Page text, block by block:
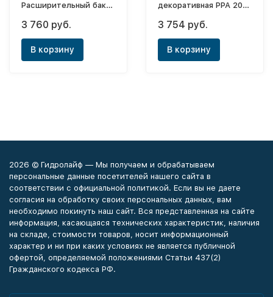
Расширительный бак
3 760 руб.
В корзину
декоративная РРА 200-
3 754 руб.
В корзину
2026 © Гидролайф — Мы получаем и обрабатываем
персональные данные посетителей нашего сайта в
соответствии с официальной политикой. Если вы не даете
согласия на обработку своих персональных данных, вам
необходимо покинуть наш сайт. Вся представленная на сайте
информация, касающаяся технических характеристик, наличия
на складе, стоимости товаров, носит информационный
характер и ни при каких условиях не является публичной
офертой, определяемой положениями Статьи 437(2)
Гражданского кодекса РФ.